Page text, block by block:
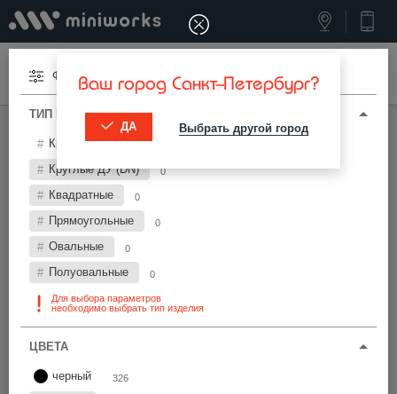
Меню Ваш город Санкт-Петербург?
ДА Выбрать другой город
МИНИВОРКС ПРО /ЗАГЛУШКИ ДЛЯ ТРУБ
Найти
Фильтры
ТИП И ПАРАМЕТРЫ
Круглые
Круглые ДУ (DN) 0
Квадратные 0
Прямоугольные 0
Овальные 0
Полуовальные 0
Для выбора параметров
необходимо выбрать тип изделия
ЦВЕТА
черный 326